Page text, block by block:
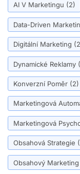
AI V Marketingu (2)
Data-Driven
Digitální Marketing
Dynamické Reklamy
Konverzní Poměr (2)
Marketingová
Marketingová
Obsahová Strategie
Obsahový Marketing